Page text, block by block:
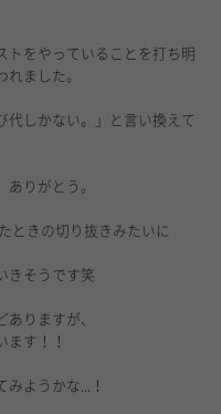
トをやっていることを打ち明
れました。
代しかない。」と言い換えて
ありがとう。
ときの切り抜きみたいに
きそうです笑
ありますが、
ます！！
ようかな...！